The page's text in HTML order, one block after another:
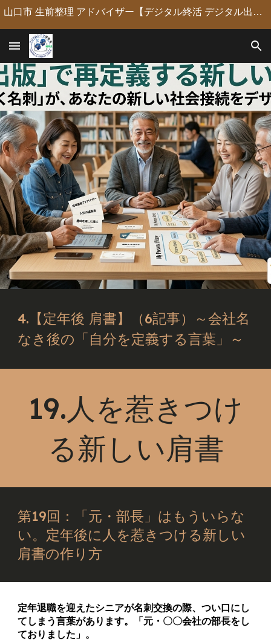
山口市 生前整理 アドバイザー【デジタル終活 デジタル出版 デジタルシニア編集長】定年後の人生の物語を「最高のデジタル資産」に編集・昇華。 古いネガやVHSのデジタル化からプロの構成による自分史動画制作、終活事務までトータルサポート。 長年のキャリアを持つプロがあなたの想いの継承を全力で支援します。
4.【定年後 肩書】（6記事）～会社名
なき後の「自分を定義する言葉」～
19.人を惹きつけ
る新しい肩書
第19回：「元・部長」はもういらな
い。定年後に人を惹きつける新しい
肩書の作り方
定年退職を迎えたシニアが名刺交換の際、つい口にし
てしまう言葉があります。「元・〇〇会社の部長をし
ておりました」。